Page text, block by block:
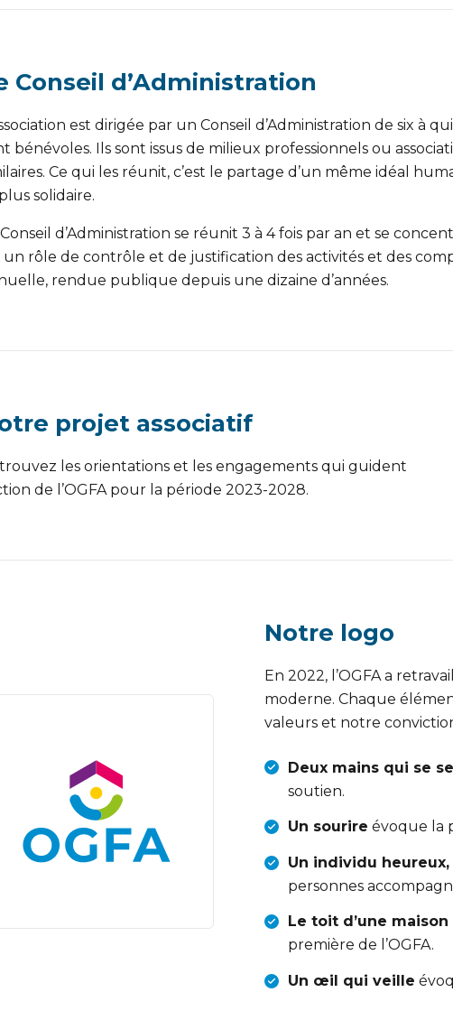
Conseil d’Administration
est dirigée par un Conseil d’Administration de six à
bénévoles. Ils sont issus de milieux professionnels ou
Ce qui les réunit, c’est le partage d’un même idéal
solidaire.
d’Administration se réunit 3 à 4 fois par an et se
un rôle de contrôle et de justification des activités et des
rendue publique depuis une dizaine d’années.
projet associatif
les orientations et les engagements qui guident
de l’OGFA pour la période 2023-2028.
Notre logo
En 2022, l’OGFA a
moderne. Chaque
valeurs et notre
Deux mains qui se
soutien.
Un sourire évoque la
Un individu heureux,
personnes
Le toit d’une maison
première de l’OGFA.
Un œil qui veille